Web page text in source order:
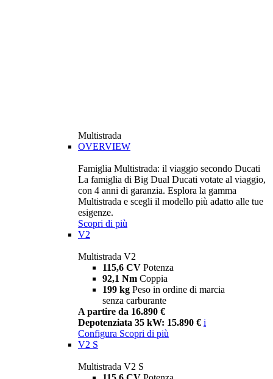
Multistrada
OVERVIEW
Famiglia Multistrada: il viaggio secondo Ducati
La famiglia di Big Dual Ducati votate al viaggio,
con 4 anni di garanzia. Esplora la gamma
Multistrada e scegli il modello più adatto alle tue
esigenze.
Scopri di più
V2
Multistrada V2
115,6 CV Potenza
92,1 Nm Coppia
199 kg Peso in ordine di marcia
senza carburante
A partire da 16.890 €
Depotenziata 35 kW: 15.890 € i
Configura Scopri di più
V2 S
Multistrada V2 S